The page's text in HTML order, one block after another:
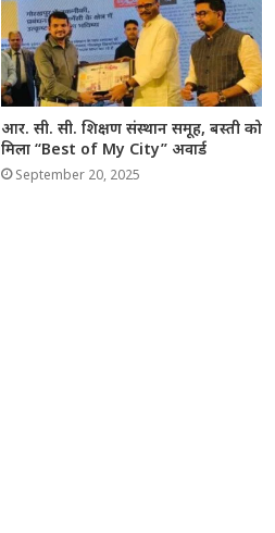
आर. सी. सी. शिक्षण संस्थान समूह, बस्ती को
मिला “Best of My City” अवार्ड
September 20, 2025